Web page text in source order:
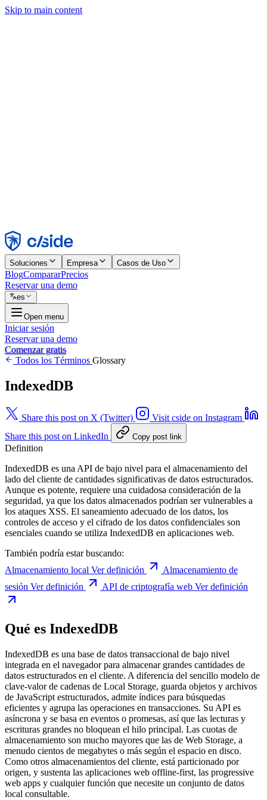
Skip to main content
Rechazar
Soluciones Empresa Casos de Uso
BlogCompararPrecios
Reservar una demo
es
Open menu
Iniciar sesión
Reservar una demo
Comenzar gratis
Todos los Términos Glossary
IndexedDB
Share this post on X (Twitter)
Visit cside on Instagram
Share this post on LinkedIn
Copy post link
Definition
IndexedDB es una API de bajo nivel para el almacenamiento del
lado del cliente de cantidades significativas de datos estructurados.
Aunque es potente, requiere una cuidadosa consideración de la
seguridad, ya que los datos almacenados podrían ser vulnerables a
los ataques XSS. El saneamiento adecuado de los datos, los
controles de acceso y el cifrado de los datos confidenciales son
esenciales cuando se utiliza IndexedDB en aplicaciones web.
También podría estar buscando:
Almacenamiento local Ver definición
Almacenamiento de
sesión Ver definición API de criptografía web Ver definición
Qué es IndexedDB
IndexedDB es una base de datos transaccional de bajo nivel
integrada en el navegador para almacenar grandes cantidades de
datos estructurados en el cliente. A diferencia del sencillo modelo de
clave-valor de cadenas de Local Storage, guarda objetos y archivos
de JavaScript estructurados, admite índices para búsquedas
eficientes y agrupa las operaciones en transacciones. Su API es
asíncrona y se basa en eventos o promesas, así que las lecturas y
escrituras grandes no bloquean el hilo principal. Las cuotas de
almacenamiento son mucho mayores que las de Web Storage, a
menudo cientos de megabytes o más según el espacio en disco.
Como otros almacenamientos del cliente, está particionado por
origen, y sustenta las aplicaciones web offline-first, las progressive
web apps y cualquier función que necesite un conjunto de datos
local consultable.